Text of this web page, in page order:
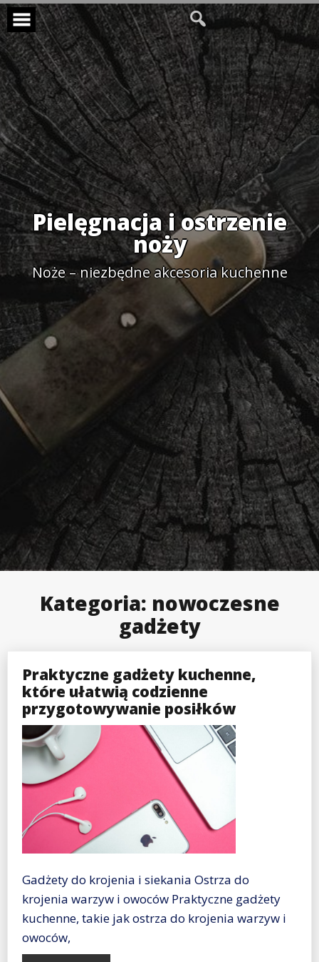
Skip
to
content
Pielęgnacja i ostrzenie
noży
Noże – niezbędne akcesoria kuchenne
Kategoria: nowoczesne
gadżety
Praktyczne gadżety kuchenne,
które ułatwią codzienne
przygotowywanie posiłków
Gadżety do krojenia i siekania Ostrza do
krojenia warzyw i owoców Praktyczne gadżety
kuchenne, takie jak ostrza do krojenia warzyw i
owoców,